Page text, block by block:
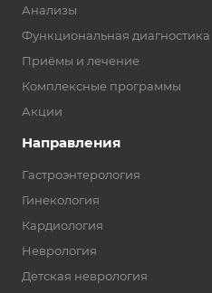
Анализы
Функциональная диагностика
Приёмы и лечение
Комплексные программы
Акции
Направления
Гастроэнтерология
Гинекология
Кардиология
Неврология
Детская неврология